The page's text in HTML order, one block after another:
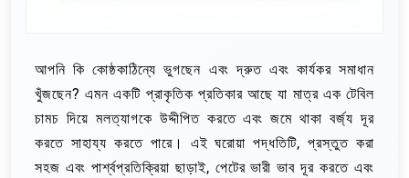
আপনি কি কোষ্ঠকাঠিন্যে ভুগছেন এবং দ্রুত এবং কার্যকর সমাধান
খুঁজছেন? এমন একটি প্রাকৃতিক প্রতিকার আছে যা মাত্র এক টেবিল
চামচ দিয়ে মলত্যাগকে উদ্দীপিত করতে এবং জমে থাকা বর্জ্য দূর
করতে সাহায্য করতে পারে। এই ঘরোয়া পদ্ধতিটি, প্রস্তুত করা
সহজ এবং পার্শ্বপ্রতিক্রিয়া ছাড়াই, পেটের ভারী ভাব দূর করতে এবং